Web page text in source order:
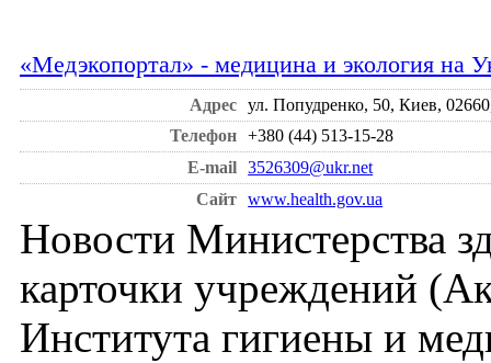
«Медэкопортал» - медицина и экология на
Адрес
ул. Попудренко, 50, Киев,
Телефон
+380 (44) 513-15-28
E-mail
3526309@ukr.net
Сайт
www.health.gov.ua
Новости Министерства
карточки учреждений
Института гигиены и